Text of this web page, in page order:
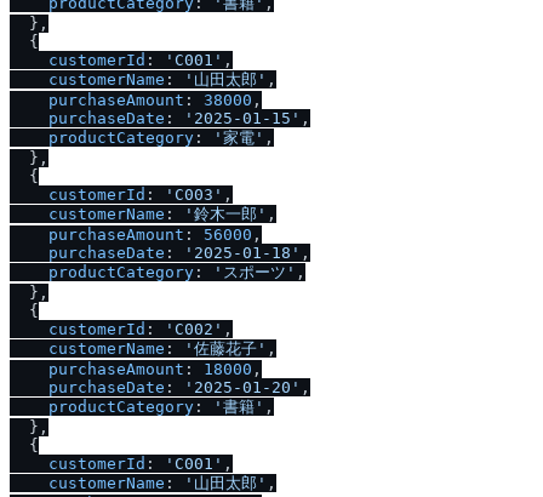
  },
  {
customerId : 'C001' ,
customerName : '山田太郎' ,
purchaseAmount : 38000 ,
purchaseDate : '2025-01-15' ,
productCategory : '家電' ,
  },
  {
customerId : 'C003' ,
customerName : '鈴木一郎' ,
purchaseAmount : 56000 ,
purchaseDate : '2025-01-18' ,
productCategory : 'スポーツ' ,
  },
  {
customerId : 'C002' ,
customerName : '佐藤花子' ,
purchaseAmount : 18000 ,
purchaseDate : '2025-01-20' ,
productCategory : '書籍' ,
  },
  {
customerId : 'C001' ,
customerName : '山田太郎' ,